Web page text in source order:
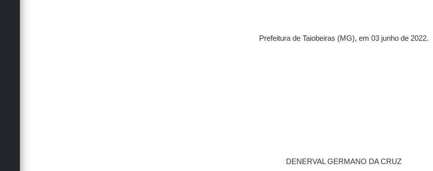
Prefeitura de Taiobeiras (MG), em 03 junho de 2022.
DENERVAL GERMANO DA CRUZ